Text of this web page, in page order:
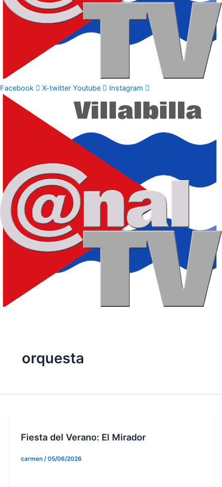
Facebook X-twitter Youtube Instagram
orquesta
Fiesta del Verano: El Mirador
carmen /05/06/2026